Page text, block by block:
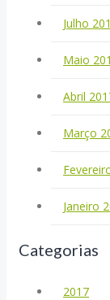
Julho
Maio
Abril
Março
Janeiro
Categorias
2017